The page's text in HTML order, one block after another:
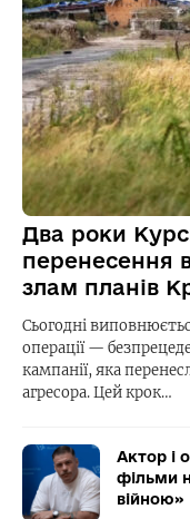
Два роки
перенесення
злам планів
Сьогодні
операції —
кампанії, яка
агресора. Цей крок…
Актор і
фільми
війною»